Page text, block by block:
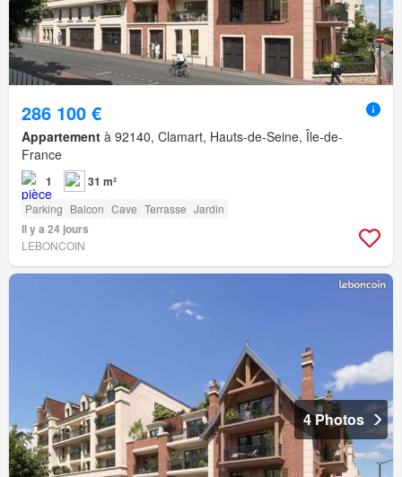
286 100 €
Appartement à 92140, Clamart, Hauts-de-Seine, Île-de-
France
1 31 m²
Parking Balcon Cave Terrasse Jardin
Il y a 24 jours
LEBONCOIN
4 Photos